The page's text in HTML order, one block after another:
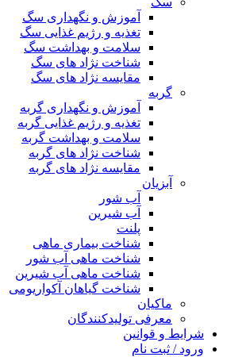
آموزش و نگهداری سگ
تغذیه و رژیم غذایی سگ
سلامت و بهداشت سگ
شناخت نژاد های سگ
مقایسه نژاد های سگ
گربه
آموزش و نگهداری گربه
تغذیه و رژیم غذایی گربه
سلامت و بهداشت گربه
شناخت نژاد های گربه
مقایسه نژاد های گربه
آبزیان
آب شور
آب شیرین
پلنت
شناخت بیماری ماهی
شناخت ماهی آب شور
شناخت ماهی آب شیرین
شناخت گیاهان آکواریومی
ماکیان
معرفی تولیدکنندگان
شرایط و قوانین
ورود / ثبت نام